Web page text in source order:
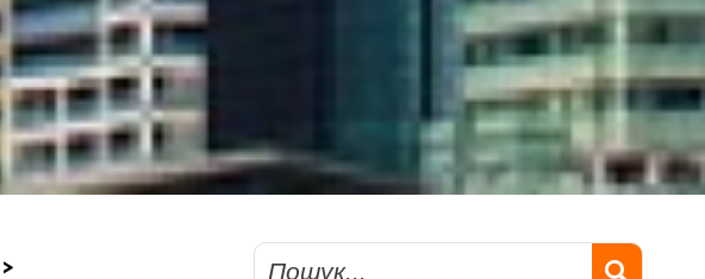
Пошук